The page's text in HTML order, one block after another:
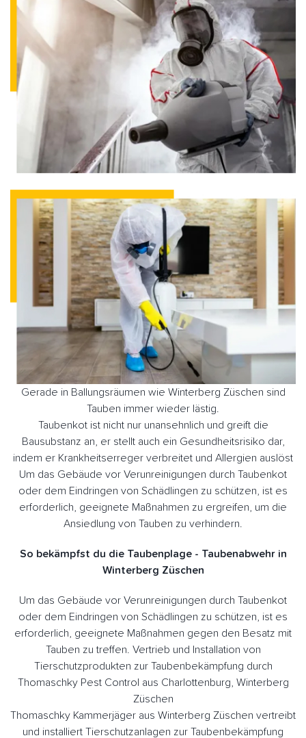
Gerade in Ballungsräumen wie Winterberg Züschen sind
Tauben immer wieder lästig.
Taubenkot ist nicht nur unansehnlich und greift die
Bausubstanz an, er stellt auch ein Gesundheitsrisiko dar,
indem er Krankheitserreger verbreitet und Allergien auslöst
Um das Gebäude vor Verunreinigungen durch Taubenkot
oder dem Eindringen von Schädlingen zu schützen, ist es
erforderlich, geeignete Maßnahmen zu ergreifen, um die
Ansiedlung von Tauben zu verhindern.
So bekämpfst du die Taubenplage - Taubenabwehr in
Winterberg Züschen
Um das Gebäude vor Verunreinigungen durch Taubenkot
oder dem Eindringen von Schädlingen zu schützen, ist es
erforderlich, geeignete Maßnahmen gegen den Besatz mit
Tauben zu treffen. Vertrieb und Installation von
Tierschutzprodukten zur Taubenbekämpfung durch
Thomaschky Pest Control aus Charlottenburg, Winterberg
Züschen
Thomaschky Kammerjäger aus Winterberg Züschen vertreibt
und installiert Tierschutzanlagen zur Taubenbekämpfung